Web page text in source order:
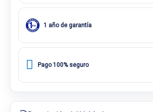
1 año de garantía
Pago 100% seguro